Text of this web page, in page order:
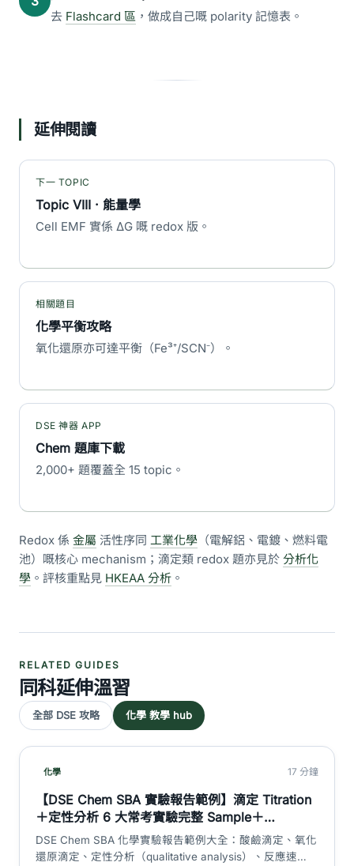
去 Flashcard 區 ，做成自己嘅 polarity 記憶表。
延伸閱讀
下一 TOPIC
Topic VIII · 能量學
Cell EMF 實係 ΔG 嘅 redox 版。
相關題目
化學平衡攻略
氧化還原亦可達平衡（Fe³⁺/SCN⁻）。
DSE 神器 APP
Chem 題庫下載
2,000+ 題覆蓋全 15 topic。
Redox 係 金屬 活性序同 工業化學 （電解鋁、電鍍、燃料電
池）嘅核心 mechanism；滴定類 redox 題亦見於 分析化
學 。評核重點見 HKEAA 分析 。
RELATED GUIDES
同科延伸溫習
全部 DSE 攻略 化學 教學 hub
化學 17 分鐘
【DSE Chem SBA 實驗報告範例】滴定 Titration
＋定性分析 6 大常考實驗完整 Sample＋
Discussion／Evaluation 高分範段｜DSE 神器
DSE Chem SBA 化學實驗報告範例大全：酸鹼滴定、氧化
還原滴定、定性分析（qualitative analysis）、反應速